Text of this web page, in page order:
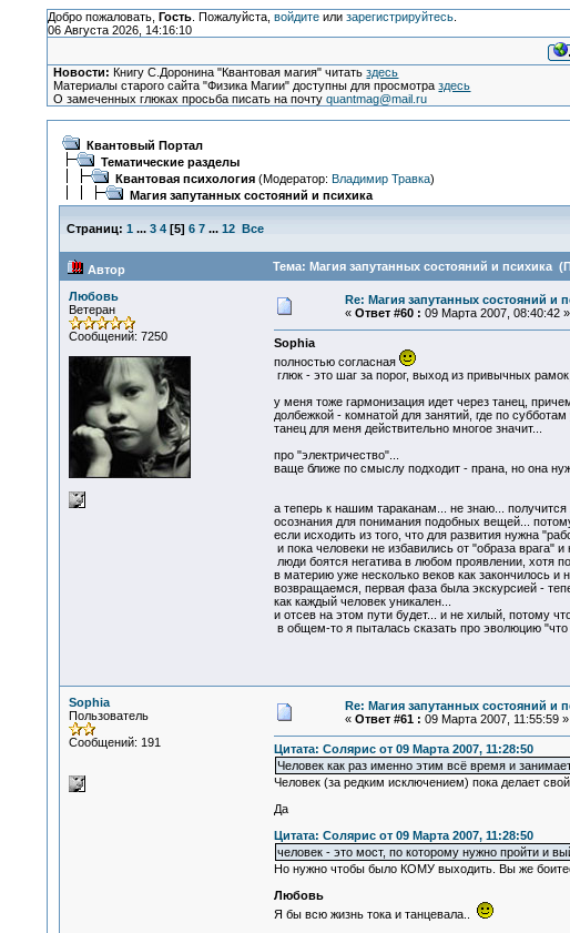
Добро пожаловать, Гость. Пожалуйста, войдитеили зарегистрируйтесь.
06 Августа 2026, 14:16:10
Новости: Книгу С.Доронина "Квантовая магия" читатьздесь
Материалы старого сайта "Физика Магии" доступны для просмотраздесь
О замеченных глюках просьба писать на почтуquantmag@mail.ru
Квантовый Портал
Тематические разделы
Квантовая психология(Модератор: Владимир Травка)
Магия запутанных состояний и психика
Страниц: 1 ... 3 4[5] 6 7 ... 12 Все
Автор Тема: Магия запутанных состояний и психика
Любовь
Ветеран
Сообщений: 7250
Re: Магия запутанных состояний и
« Ответ #60 : 09 Марта 2007, 08:40:42 »
Sophia
полностью согласная
глюк - это шаг за порог, выход из привычных рамок,
у меня тоже гармонизация идет через танец,
долбежкой - комнатой для занятий, где по
танец для меня действительно многое значит...
про "электричество"...
ваще ближе по смыслу подходит - прана, но она
а теперь к нашим тараканам... не знаю...
осознания для понимания подобных вещей...
если исходить из того, что для развития нужна
и пока человеки не избавились от "образа врага"
люди боятся негатива в любом проявлении, хотя
в материю уже несколько веков как закончилось
возвращаемся, первая фаза была экскурсией -
как каждый человек уникален...
и отсев на этом пути будет... и не хилый, потому
в общем-то я пыталась сказать про эволюцию "что
Sophia
Пользователь
Сообщений: 191
Re: Магия запутанных состояний и
« Ответ #61 : 09 Марта 2007, 11:55:59 »
Цитата: Солярис от 09 Марта 2007, 11:28:50
Человек как раз именно этим всё время и
Человек (за редким исключением) пока делает
Да
Цитата: Солярис от 09 Марта 2007, 11:28:50
человек - это мост, по которому нужно пройти и
Но нужно чтобы было КОМУ выходить. Вы же
Любовь
Я бы всю жизнь тока и танцевала..